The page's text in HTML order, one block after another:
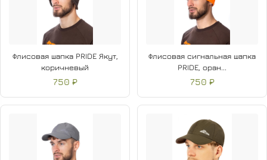
Флисовая шапка PRIDE Якут,
коричневый
750 ₽
Флисовая сигнальная шапка
PRIDE, оран...
750 ₽